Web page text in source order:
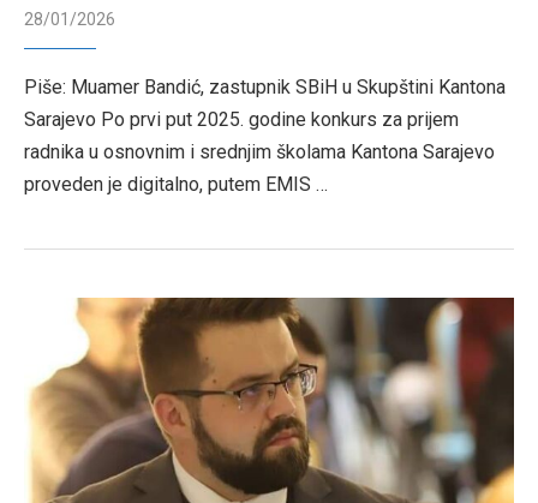
28/01/2026
Piše: Muamer Bandić, zastupnik SBiH u Skupštini Kantona
Sarajevo Po prvi put 2025. godine konkurs za prijem
radnika u osnovnim i srednjim školama Kantona Sarajevo
proveden je digitalno, putem EMIS …